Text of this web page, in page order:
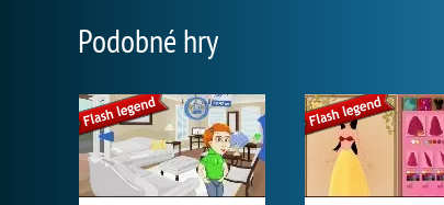
Podobné hry